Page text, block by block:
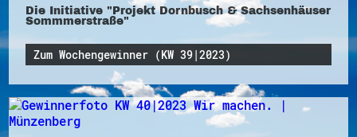
Die Initiative "Projekt Dornbusch & Sachsenhäuser
Sommmerstraße"
Zum Wochengewinner (KW 39|2023)